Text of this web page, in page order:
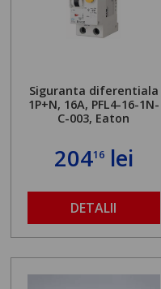
Siguranta diferentiala
1P+N, 16A, PFL4-16-1N-
C-003, Eaton
20416lei
DETALII